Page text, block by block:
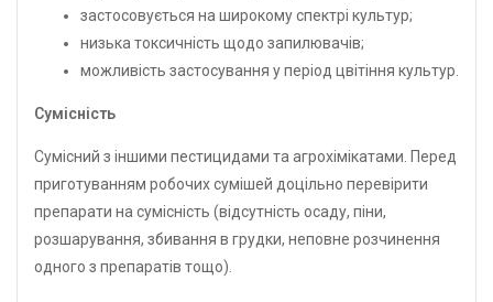
застосовується на широкому спектрі культур;
низька токсичність щодо запилювачів;
можливість застосування у період цвітіння культур.
Сумісність
Сумісний з іншими пестицидами та агрохімікатами. Перед
приготуванням робочих сумішей доцільно перевірити
препарати на сумісність (відсутність осаду, піни,
розшарування, збивання в грудки, неповне розчинення
одного з препаратів тощо).